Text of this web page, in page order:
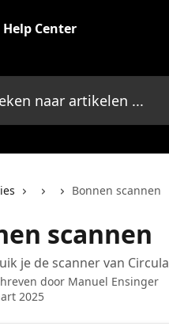
artikelen ...
Bonnen scannen
scannen
je de scanner van Circula
door Manuel Ensinger
2025